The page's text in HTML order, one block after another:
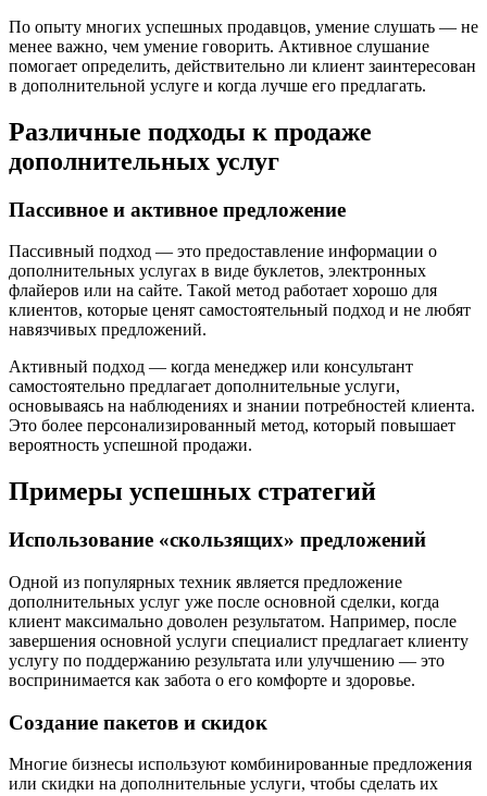
По опыту многих успешных продавцов, умение слушать — не
менее важно, чем умение говорить. Активное слушание
помогает определить, действительно ли клиент заинтересован
в дополнительной услуге и когда лучше его предлагать.
Различные подходы к продаже
дополнительных услуг
Пассивное и активное предложение
Пассивный подход — это предоставление информации о
дополнительных услугах в виде буклетов, электронных
флайеров или на сайте. Такой метод работает хорошо для
клиентов, которые ценят самостоятельный подход и не любят
навязчивых предложений.
Активный подход — когда менеджер или консультант
самостоятельно предлагает дополнительные услуги,
основываясь на наблюдениях и знании потребностей клиента.
Это более персонализированный метод, который повышает
вероятность успешной продажи.
Примеры успешных стратегий
Использование «скользящих» предложений
Одной из популярных техник является предложение
дополнительных услуг уже после основной сделки, когда
клиент максимально доволен результатом. Например, после
завершения основной услуги специалист предлагает клиенту
услугу по поддержанию результата или улучшению — это
воспринимается как забота о его комфорте и здоровье.
Создание пакетов и скидок
Многие бизнесы используют комбинированные предложения
или скидки на дополнительные услуги, чтобы сделать их